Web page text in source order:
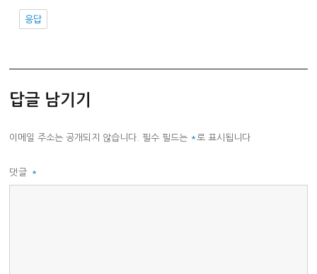
응답
답글 남기기
이메일 주소는 공개되지 않습니다. 필수 필드는 * 로 표시됩니다
댓글 *